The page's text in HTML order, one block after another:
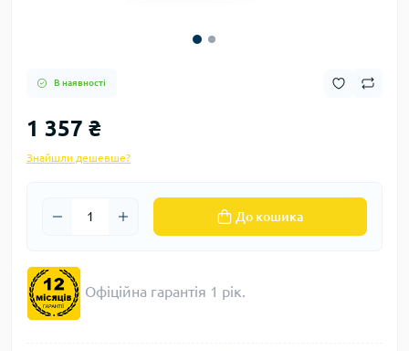
В наявності
1 357 ₴
Знайшли дешевше?
До кошика
Офіційна гарантія 1 рік.